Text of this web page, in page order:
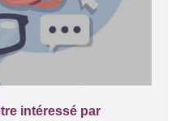
intéressé par